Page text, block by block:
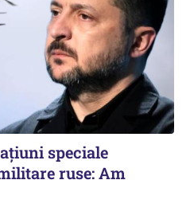
speciale
ruse: Am